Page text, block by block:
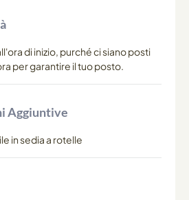
di inizio, purché ci siano posti
per garantire il tuo posto.
Aggiuntive
in sedia a rotelle